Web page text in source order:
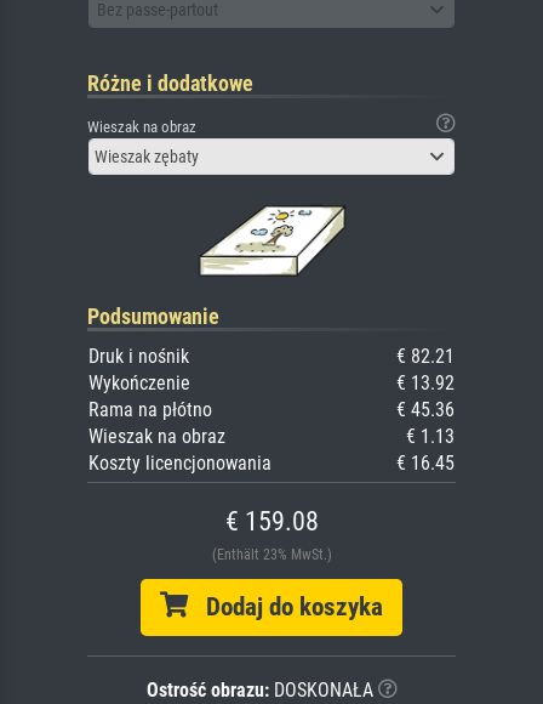
Bez passe-partout
Różne i dodatkowe
Wieszak na obraz
Wieszak zębaty
Podsumowanie
Druk i nośnik
€ 82.21
Wykończenie
€ 13.92
Rama na płótno
€ 45.36
Wieszak na obraz
€ 1.13
Koszty licencjonowania
€ 16.45
€ 159.08
(Enthält 23% MwSt.)
Dodaj do koszyka
Ostrość obrazu:DOSKONAŁA